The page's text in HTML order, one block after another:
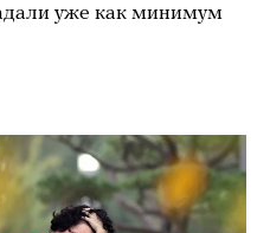
уже как минимум